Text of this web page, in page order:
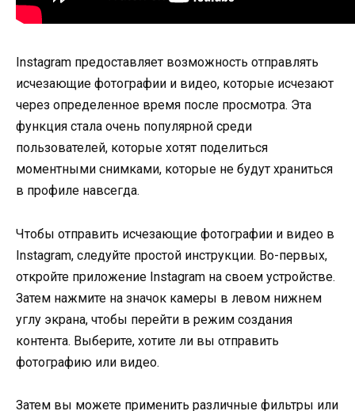
Instagram предоставляет возможность отправлять
исчезающие фотографии и видео, которые исчезают
через определенное время после просмотра. Эта
функция стала очень популярной среди
пользователей, которые хотят поделиться
моментными снимками, которые не будут храниться
в профиле навсегда.
Чтобы отправить исчезающие фотографии и видео в
Instagram, следуйте простой инструкции. Во-первых,
откройте приложение Instagram на своем устройстве.
Затем нажмите на значок камеры в левом нижнем
углу экрана, чтобы перейти в режим создания
контента. Выберите, хотите ли вы отправить
фотографию или видео.
Затем вы можете применить различные фильтры или